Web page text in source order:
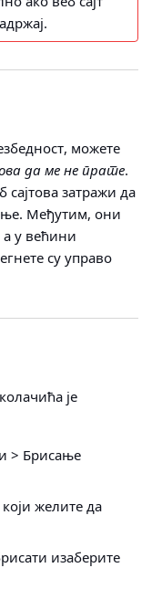
, можете
да ме не прате.
сајтова затражи да
Међутим, они
а у већини
су управо
је
> Брисање
желите да
изаберите